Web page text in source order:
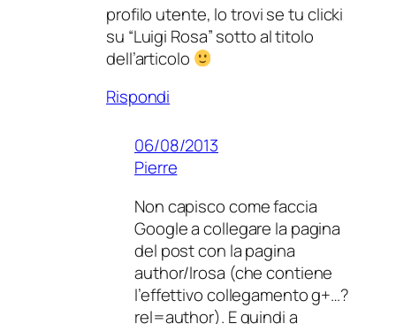
profilo utente, lo trovi se tu clicki
su “Luigi Rosa” sotto al titolo
dell’articolo
Rispondi
06/08/2013
Pierre
Non capisco come faccia
Google a collegare la pagina
del post con la pagina
author/lrosa (che contiene
l’effettivo collegamento g+…?
rel=author). E quindi a